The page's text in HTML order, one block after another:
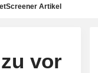
Artikel
vor